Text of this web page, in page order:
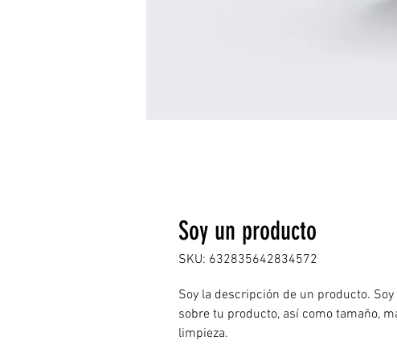
Soy un producto
SKU: 632835642834572
Soy la descripción de un producto.
sobre tu producto, así como tamaño,
limpieza.